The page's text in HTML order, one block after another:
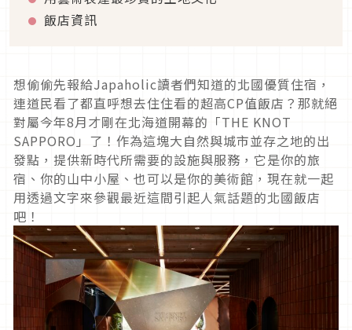
飯店資訊
想偷偷先報給Japaholic讀者們知道的北國優質住宿，
連道民看了都直呼想去住住看的超高CP值飯店？那就絕
對屬今年8月才剛在北海道開幕的「THE KNOT
SAPPORO」了！作為這塊大自然與城市並存之地的出
發點，提供新時代所需要的設施與服務，它是你的旅
宿、你的山中小屋、也可以是你的美術館，現在就一起
用透過文字來參觀最近這間引起人氣話題的北國飯店
吧！